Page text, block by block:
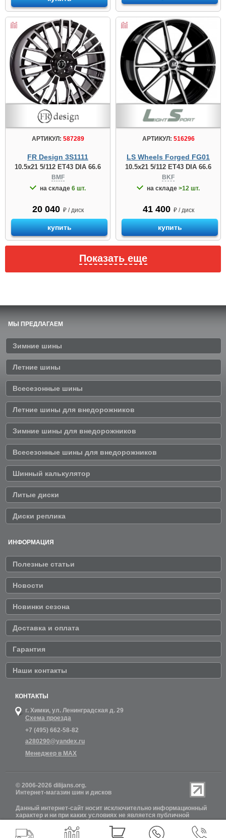
АРТИКУЛ: 587289
FR Design 3S1111
10.5x21 5/112 ET43 DIA 66.6
BMF
на складе 6 шт.
20 040 ₽ / диск
купить
АРТИКУЛ: 516296
LS Wheels Forged FG01
10.5x21 5/112 ET43 DIA 66.6
BKF
на складе >12 шт.
41 400 ₽ / диск
купить
Показать еще
МЫ ПРЕДЛАГАЕМ
Зимние шины
Летние шины
Всесезонные шины
Летние шины для внедорожников
Зимние шины для внедорожников
Всесезонные шины для внедорожников
Шинный калькулятор
Литые диски
Диски реплика
ИНФОРМАЦИЯ
Полезные статьи
Новости
Новинки сезона
Доставка и оплата
Гарантия
Наши контакты
КОНТАКТЫ
г. Химки, ул. Ленинградская д. 29
Схема проезда
+7 (495) 662-58-82
a280290@yandex.ru
Менеджер в MAX
© 2006-2026 dilijans.org.
Интернет-магазин шин и дисков
Данный интернет-сайт носит исключительно информационный
характер и ни при каких условиях не является публичной
Гражданского кодекса РФ. Обновление информации о наличии